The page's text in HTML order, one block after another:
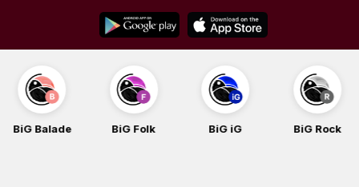
content
BiG Balade BiG Folk BiG iG BiG Rock